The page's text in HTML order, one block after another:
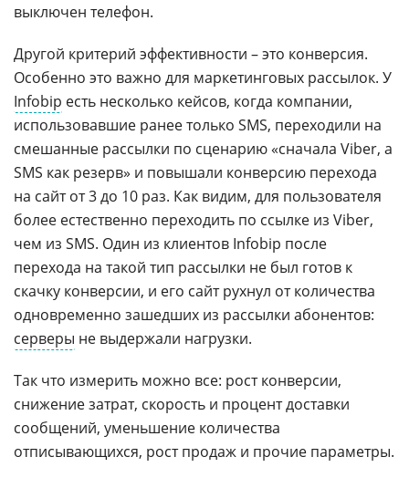
выключен телефон.
Другой критерий эффективности – это конверсия.
Особенно это важно для маркетинговых рассылок. У
Infobip есть несколько кейсов, когда компании,
использовавшие ранее только SMS, переходили на
смешанные рассылки по сценарию «сначала Viber, а
SMS как резерв» и повышали конверсию перехода
на сайт от 3 до 10 раз. Как видим, для пользователя
более естественно переходить по ссылке из Viber,
чем из SMS. Один из клиентов Infobip после
перехода на такой тип рассылки не был готов к
скачку конверсии, и его сайт рухнул от количества
одновременно зашедших из рассылки абонентов:
серверы не выдержали нагрузки.
Так что измерить можно все: рост конверсии,
снижение затрат, скорость и процент доставки
сообщений, уменьшение количества
отписывающихся, рост продаж и прочие параметры.